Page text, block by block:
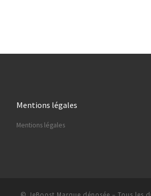
Mentions légales
Mentions légales